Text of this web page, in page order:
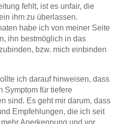
fehlt, ist es unfair, die
ihm zu überlassen.
habe ich von meiner Seite
ihn bestmöglich in das
bzw. mich einbinden
ich darauf hinweisen, dass
Symptom für tiefere
sind. Es geht mir darum, dass
Empfehlungen, die ich seit
Anerkennung und vor